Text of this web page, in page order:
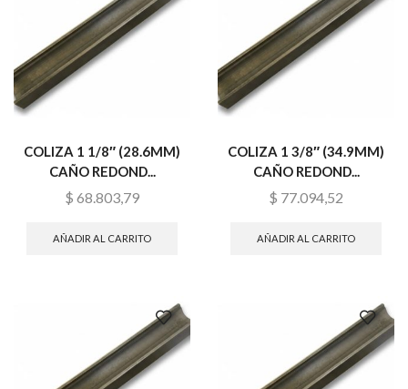
COLIZA 1 1/8″ (28.6MM)
CAÑO REDOND...
$ 68.803,79
AÑADIR AL CARRITO
COLIZA 1 3/8″ (34.9MM)
CAÑO REDOND...
$ 77.094,52
AÑADIR AL CARRITO